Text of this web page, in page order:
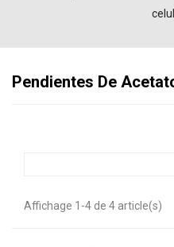
Pendientes De
Affichage 1-4 de 4 article(s)